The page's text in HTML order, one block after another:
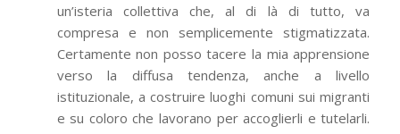
un’isteria collettiva che, al di là di tutto, va
compresa e non semplicemente stigmatizzata.
Certamente non posso tacere la mia apprensione
verso la diffusa tendenza, anche a livello
istituzionale, a costruire luoghi comuni sui migranti
e su coloro che lavorano per accoglierli e tutelarli.